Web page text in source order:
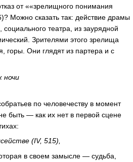
от ««зрелищного понимания
Можно сказать так: действие драмы
социального театра, из заурядной
Зрителями этого зрелища
горы. Они глядят из партера и с
ночи
по человечеству в момент
быть — как их нет в первой сцене
(IV, 515),
в своем замысле — судьба,